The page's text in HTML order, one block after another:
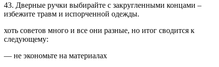
43. Дверные ручки выбирайте с закругленными концами –
избежите травм и испорченной одежды.
хоть советов много и все они разные, но итог сводится к
следующему:
— не экономьте на материалах